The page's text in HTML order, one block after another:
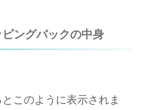
ングバックの中身
このように表示されま